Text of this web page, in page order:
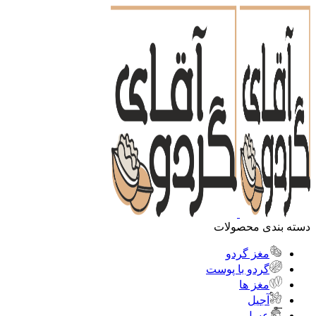
دسته بندی محصولات
مغز گردو
گردو با پوست
مغز ها
آجیل